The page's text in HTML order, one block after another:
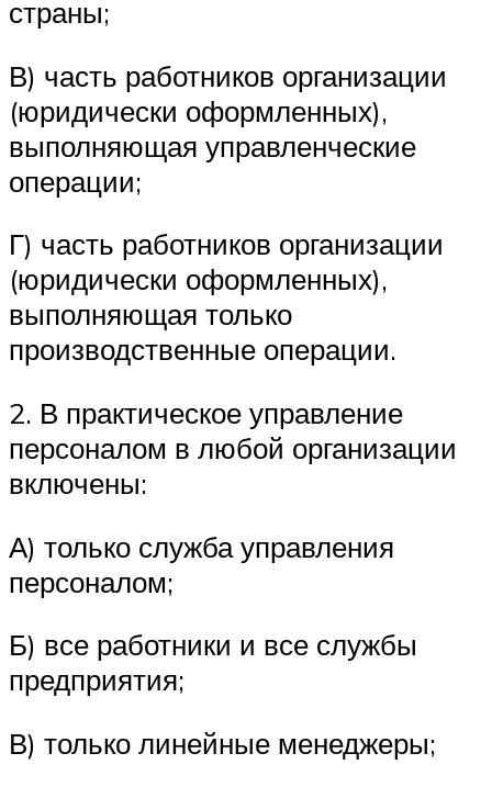
страны;
В) часть работников организации
(юридически оформленных),
выполняю­щая управленческие
операции;
Г) часть работников организации
(юридически оформленных),
выполняю­щая только
производственные операции.
2. В практическое управление
персоналом в любой организации
включены:
А) только служба управления
персоналом;
Б) все работники и все службы
предприятия;
В) только линейные менеджеры;